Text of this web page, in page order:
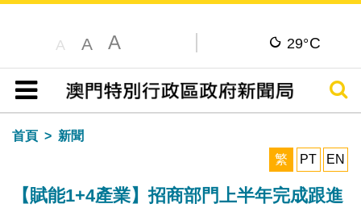
A A A 29°C
目錄
搜尋
首頁
新聞
繁
PT EN
【賦能1+4產業】招商部門上半年完成跟進